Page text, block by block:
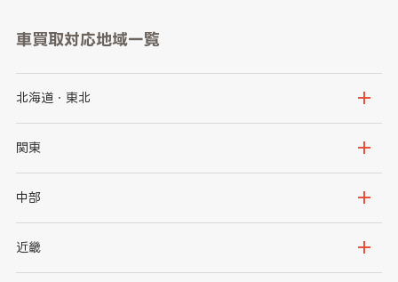
車買取対応地域一覧
北海道・東北
北海道
岩手県
秋田県
関東
茨城県
群馬県
中部
新潟県
近畿